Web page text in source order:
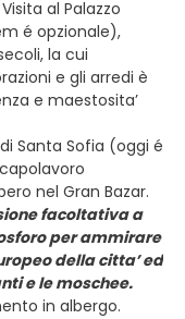
al Palazzo
é opzionale),
la cui
e gli arredi è
e maestosita’
Santa Sofia (oggi é
nel Gran Bazar.
facoltativa a
per ammirare
della citta’ ed
e le moschee.
in albergo.